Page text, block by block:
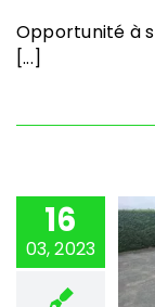
Opportunité à
[...]
16
03, 2023